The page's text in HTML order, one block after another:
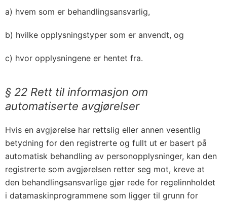
a) hvem som er behandlingsansvarlig,
b) hvilke opplysningstyper som er anvendt, og
c) hvor opplysningene er hentet fra.
§ 22 Rett til informasjon om
automatiserte avgjørelser
Hvis en avgjørelse har rettslig eller annen vesentlig
betydning for den registrerte og fullt ut er basert på
automatisk behandling av personopplysninger, kan den
registrerte som avgjørelsen retter seg mot, kreve at
den behandlingsansvarlige gjør rede for regelinnholdet
i datamaskinprogrammene som ligger til grunn for